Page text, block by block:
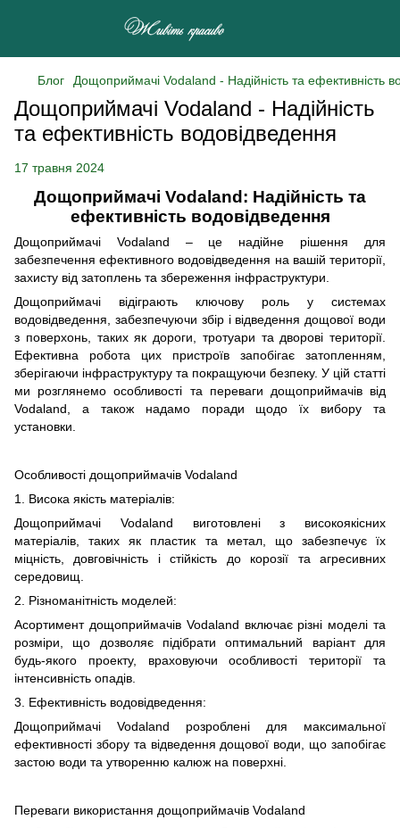
Блог Дощоприймачі Vodaland - Надійність та ефективність
Дощоприймачі Vodaland - Надійність
та ефективність водовідведення
17 травня 2024
Дощоприймачі Vodaland: Надійність та
ефективність водовідведення
Дощоприймачі Vodaland – це надійне рішення для
забезпечення ефективного водовідведення на вашій території,
захисту від затоплень та збереження інфраструктури.
Дощоприймачі відіграють ключову роль у системах
водовідведення, забезпечуючи збір і відведення дощової води
з поверхонь, таких як дороги, тротуари та дворові території.
Ефективна робота цих пристроїв запобігає затопленням,
зберігаючи інфраструктуру та покращуючи безпеку. У цій статті
ми розглянемо особливості та переваги дощоприймачів від
Vodaland, а також надамо поради щодо їх вибору та
установки.
Особливості дощоприймачів Vodaland
1. Висока якість матеріалів:
Дощоприймачі Vodaland виготовлені з високоякісних
матеріалів, таких як пластик та метал, що забезпечує їх
міцність, довговічність і стійкість до корозії та агресивних
середовищ.
2. Різноманітність моделей:
Асортимент дощоприймачів Vodaland включає різні моделі та
розміри, що дозволяє підібрати оптимальний варіант для
будь-якого проекту, враховуючи особливості території та
інтенсивність опадів.
3. Ефективність водовідведення:
Дощоприймачі Vodaland розроблені для максимальної
ефективності збору та відведення дощової води, що запобігає
застою води та утворенню калюж на поверхні.
Переваги використання дощоприймачів Vodaland